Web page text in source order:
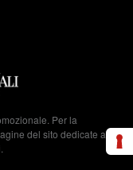
Per la
del sito dedicate ai